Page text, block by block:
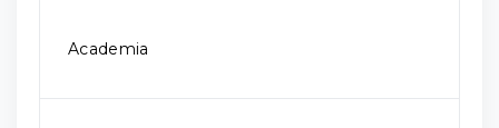
Academia